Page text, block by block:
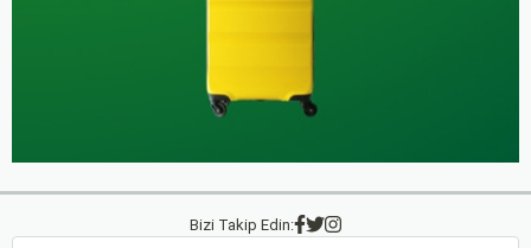
Bizi Takip Edin: